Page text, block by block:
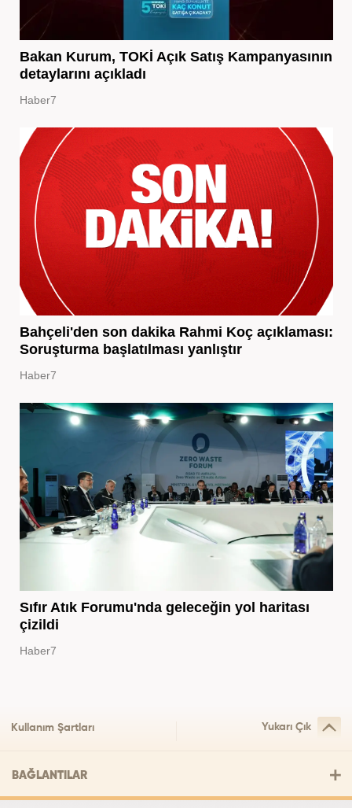
Bakan Kurum, TOKİ Açık Satış Kampanyasının
detaylarını açıkladı
Haber7
Bahçeli'den son dakika Rahmi Koç açıklaması:
Soruşturma başlatılması yanlıştır
Haber7
Sıfır Atık Forumu'nda geleceğin yol haritası
çizildi
Haber7
Kullanım Şartları Yukarı Çık
BAĞLANTILAR